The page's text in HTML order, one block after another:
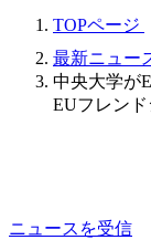
TOPページ
最新ニュー
中央大学が
EUフレン
ニュースを受信